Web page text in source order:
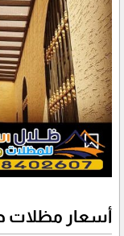
أسعار مظلات